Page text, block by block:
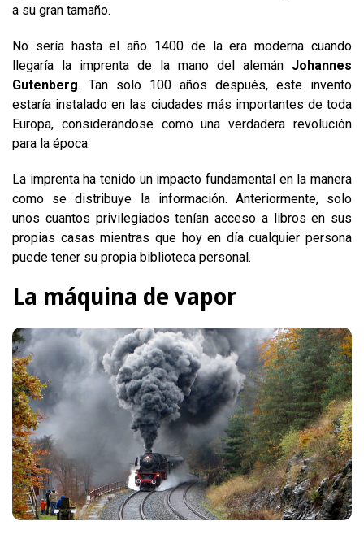
a su gran tamaño.
No sería hasta el año 1400 de la era moderna cuando
llegaría la imprenta de la mano del alemán Johannes
Gutenberg. Tan solo 100 años después, este invento
estaría instalado en las ciudades más importantes de toda
Europa, considerándose como una verdadera revolución
para la época.
La imprenta ha tenido un impacto fundamental en la manera
como se distribuye la información. Anteriormente, solo
unos cuantos privilegiados tenían acceso a libros en sus
propias casas mientras que hoy en día cualquier persona
puede tener su propia biblioteca personal.
La máquina de vapor